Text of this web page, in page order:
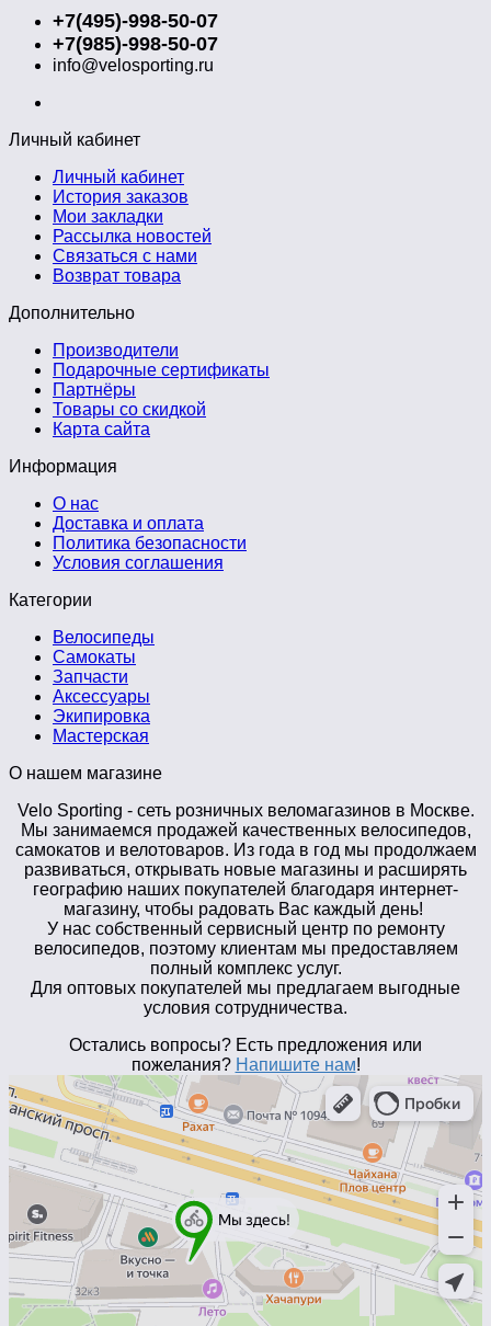
+7(495)-998-50-07
+7(985)-998-50-07
info@velosporting.ru
Личный кабинет
Личный кабинет
История заказов
Мои закладки
Рассылка новостей
Связаться с нами
Возврат товара
Дополнительно
Производители
Подарочные сертификаты
Партнёры
Товары со скидкой
Карта сайта
Информация
О нас
Доставка и оплата
Политика безопасности
Условия соглашения
Категории
Велосипеды
Самокаты
Запчасти
Аксессуары
Экипировка
Мастерская
О нашем магазине
Velo Sporting - сеть розничных веломагазинов в Москве.
Мы занимаемся продажей качественных велосипедов,
самокатов и велотоваров. Из года в год мы продолжаем
развиваться, открывать новые магазины и расширять
географию наших покупателей благодаря интернет-
магазину, чтобы радовать Вас каждый день!
У нас собственный сервисный центр по ремонту
велосипедов, поэтому клиентам мы предоставляем
полный комплекс услуг.
Для оптовых покупателей мы предлагаем выгодные
условия сотрудничества.
Остались вопросы? Есть предложения или
пожелания? Напишите нам!